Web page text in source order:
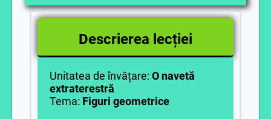
Descrierea lecției
Unitatea de învățare: O navetă
extraterestră
Tema: Figuri geometrice